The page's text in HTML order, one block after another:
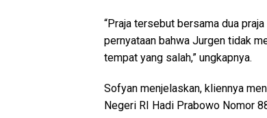
“Praja tersebut bersama dua
pernyataan bahwa Jurgen tidak
tempat yang salah,” ungkapnya.
Sofyan menjelaskan, kliennya
Negeri RI Hadi Prabowo Nomor